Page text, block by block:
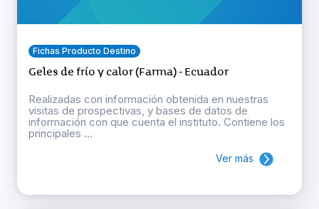
Fichas Producto Destino
Geles de frío y calor (Farma) - Ecuador
Realizadas con información obtenida en nuestras
visitas de prospectivas, y bases de datos de
información con que cuenta el instituto. Contiene los
principales ...
Ver más